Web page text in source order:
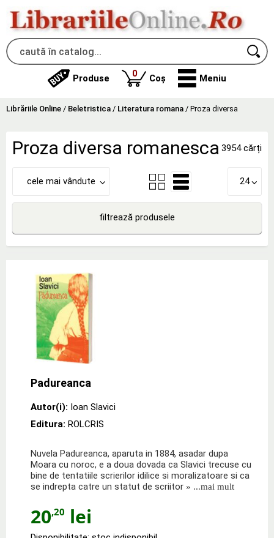
Produse 0produse
Coș Meniu
Librăriile Online / Beletristica / Literatura romana / Proza diversa
Proza diversa romanesca 3954 cărți
cele mai vândute 24
filtrează produsele
Padureanca
Autor(i): Ioan Slavici
Editura: ROLCRIS
Nuvela Padureanca, aparuta in 1884, asadar dupa
Moara cu noroc, e a doua dovada ca Slavici trecuse cu
bine de tentatiile scrierilor idilice si moralizatoare si ca
se indrepta catre un statut de scriitor » ...mai mult
20,20 lei